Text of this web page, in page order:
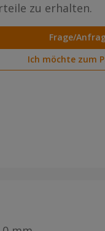
zu erhalten.
Frage/
Ich möchte zum